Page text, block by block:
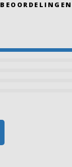
BEOORDELINGEN